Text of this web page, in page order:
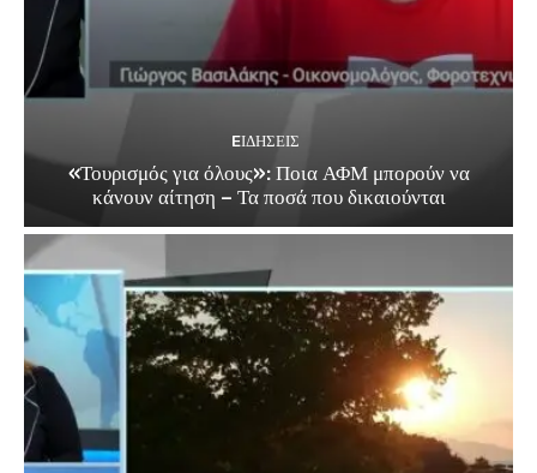
EΙΔΗΣΕΙΣ
«Τουρισμός για όλους»: Ποια ΑΦΜ μπορούν να
κάνουν αίτηση – Τα ποσά που δικαιούνται